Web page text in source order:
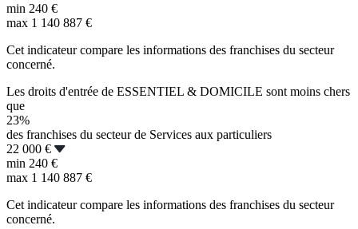
min 240 €
max 1 140 887 €
Cet indicateur compare les informations des franchises du secteur
concerné.
Les droits d'entrée de ESSENTIEL & DOMICILE sont moins chers
que
23%
des franchises du secteur de Services aux particuliers
22 000 €
min 240 €
max 1 140 887 €
Cet indicateur compare les informations des franchises du secteur
concerné.